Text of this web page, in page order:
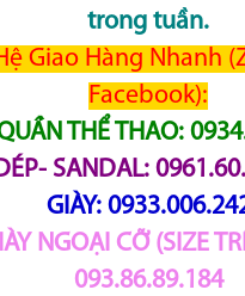
trong tuần.
Giao Hàng Nhanh
Facebook):
THỂ THAO:
SANDAL:
GIÀY:
NGOẠI CỠ (SIZE
093.86.89.184